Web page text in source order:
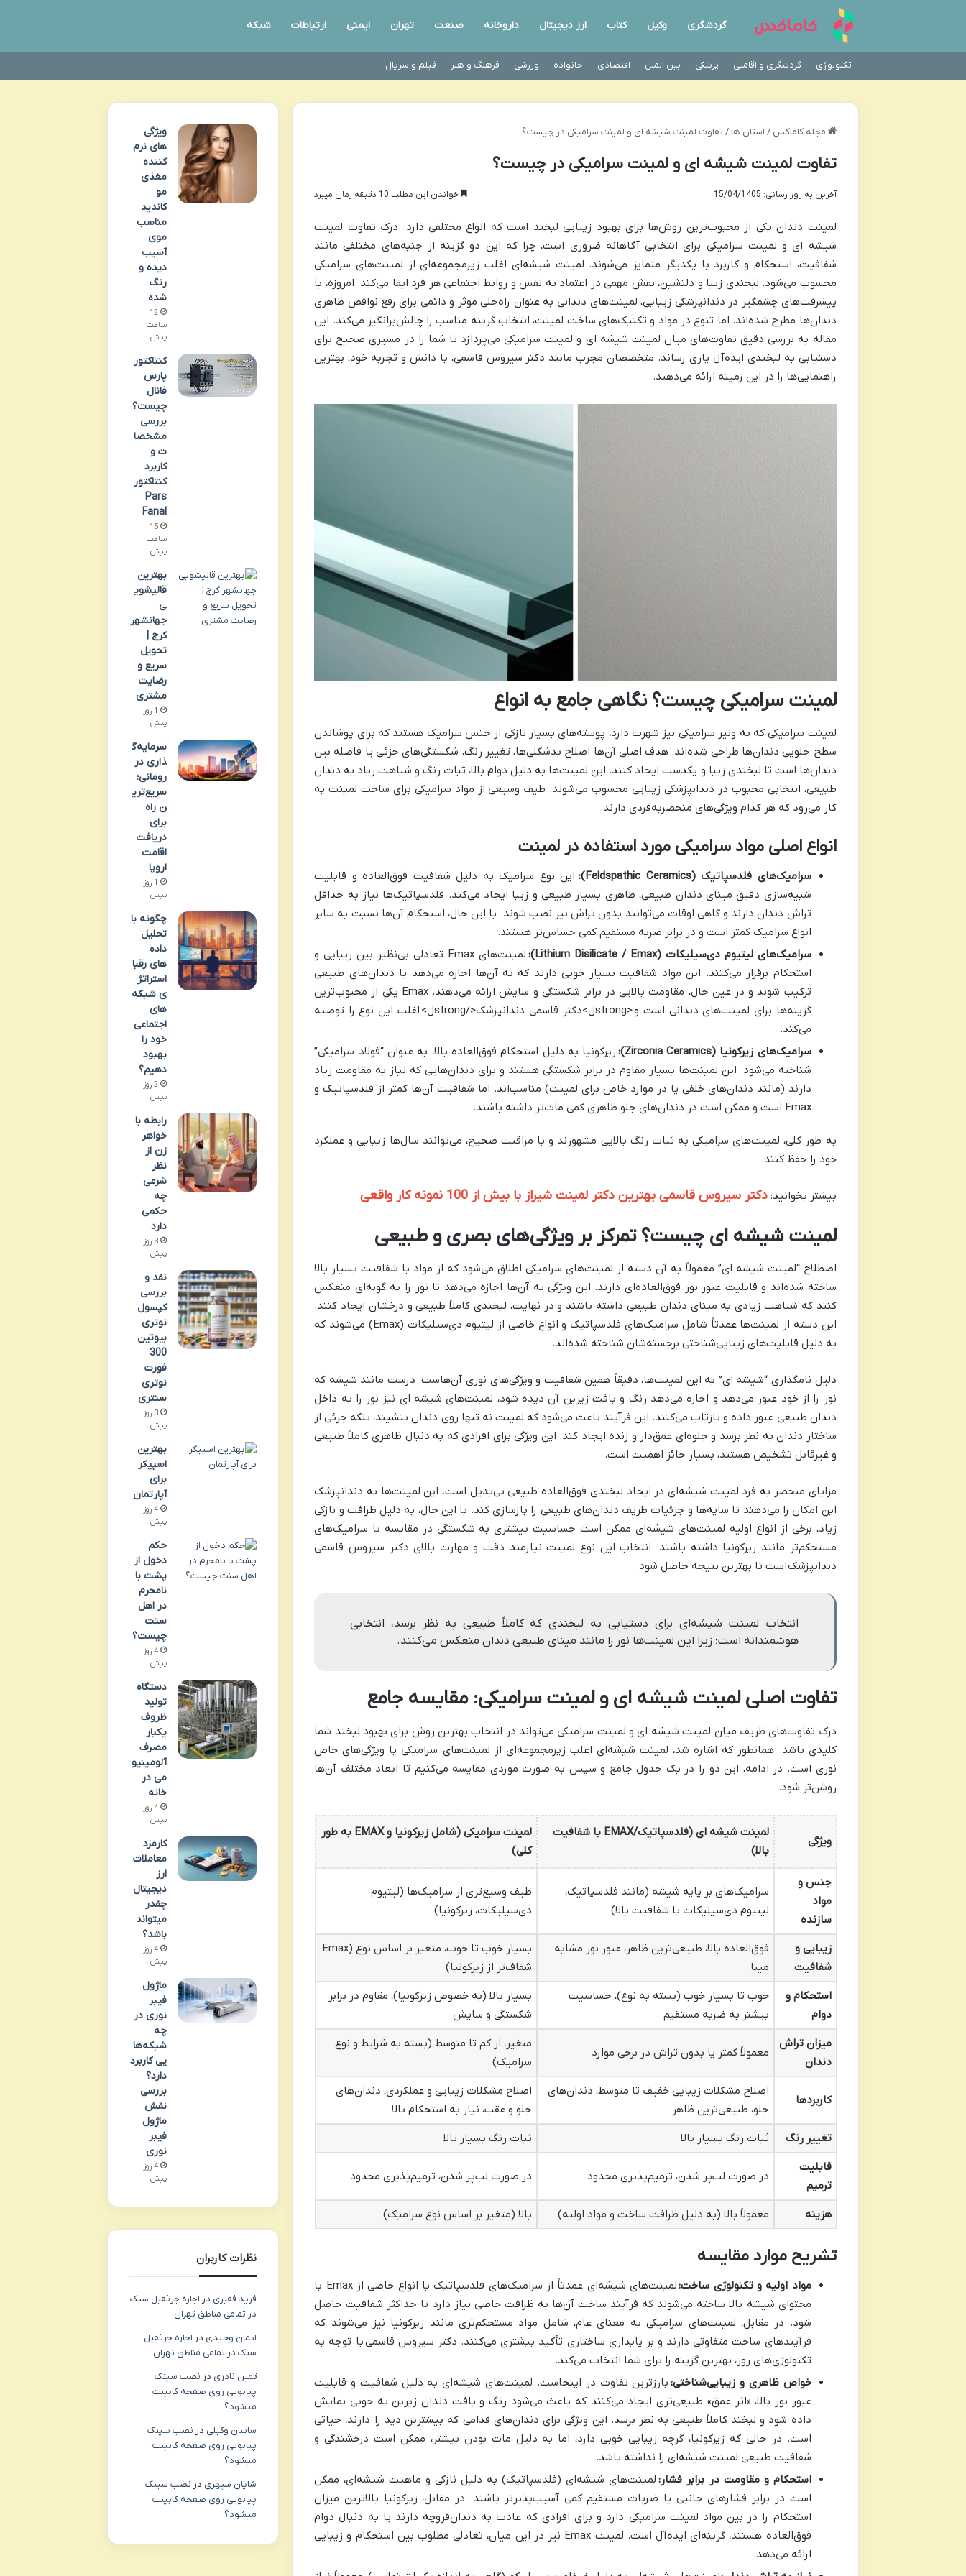
گردشگری وکیل کتاب ارز دیجیتال داروخانه صنعت تهران ایمنی ارتباطات شبکه
تکنولوژی گردشگری و اقامتی پزشکی بین الملل اقتصادی خانواده ورزشی فرهنگ و هنر فیلم و سریال
مجله کاماکس / استان ها / تفاوت لمینت شیشه ای و لمینت سرامیکی در چیست؟
تفاوت لمینت شیشه ای و لمینت سرامیکی در چیست؟
آخرین به روز رسانی: 15/04/1405 خواندن این مطلب 10 دقیقه زمان میبرد
لمینت دندان یکی از محبوب‌ترین روش‌ها برای بهبود زیبایی لبخند است که انواع مختلفی دارد. درک تفاوت لمینت
شیشه ای و لمینت سرامیکی برای انتخابی آگاهانه ضروری است، چرا که این دو گزینه از جنبه‌های مختلفی مانند
شفافیت، استحکام و کاربرد با یکدیگر متمایز می‌شوند. لمینت شیشه‌ای اغلب زیرمجموعه‌ای از لمینت‌های سرامیکی
محسوب می‌شود. لبخندی زیبا و دلنشین، نقش مهمی در اعتماد به نفس و روابط اجتماعی هر فرد ایفا می‌کند. امروزه، با
پیشرفت‌های چشمگیر در دندانپزشکی زیبایی، لمینت‌های دندانی به عنوان راه‌حلی موثر و دائمی برای رفع نواقص ظاهری
دندان‌ها مطرح شده‌اند. اما تنوع در مواد و تکنیک‌های ساخت لمینت، انتخاب گزینه مناسب را چالش‌برانگیز می‌کند. این
مقاله به بررسی دقیق تفاوت‌های میان لمینت شیشه ای و لمینت سرامیکی می‌پردازد تا شما را در مسیری صحیح برای
دستیابی به لبخندی ایده‌آل یاری رساند. متخصصان مجرب مانند دکتر سیروس قاسمی، با دانش و تجربه خود، بهترین
راهنمایی‌ها را در این زمینه ارائه می‌دهند.
لمینت سرامیکی چیست؟ نگاهی جامع به انواع
لمینت سرامیکی که به ونیر سرامیکی نیز شهرت دارد، پوسته‌های بسیار نازکی از جنس سرامیک هستند که برای پوشاندن
سطح جلویی دندان‌ها طراحی شده‌اند. هدف اصلی آن‌ها اصلاح بدشکلی‌ها، تغییر رنگ، شکستگی‌های جزئی یا فاصله بین
دندان‌ها است تا لبخندی زیبا و یکدست ایجاد کنند. این لمینت‌ها به دلیل دوام بالا، ثبات رنگ و شباهت زیاد به دندان
طبیعی، انتخابی محبوب در دندانپزشکی زیبایی محسوب می‌شوند. طیف وسیعی از مواد سرامیکی برای ساخت لمینت به
کار می‌رود که هر کدام ویژگی‌های منحصربه‌فردی دارند.
انواع اصلی مواد سرامیکی مورد استفاده در لمینت
سرامیک‌های فلدسپاتیک (Feldspathic Ceramics):
این نوع سرامیک به دلیل شفافیت فوق‌العاده و قابلیت
شبیه‌سازی دقیق مینای دندان طبیعی، ظاهری بسیار طبیعی و زیبا ایجاد می‌کند. فلدسپاتیک‌ها نیاز به حداقل
تراش دندان دارند و گاهی اوقات می‌توانند بدون تراش نیز نصب شوند. با این حال، استحکام آن‌ها نسبت به سایر
انواع سرامیک کمتر است و در برابر ضربه مستقیم کمی حساس‌تر هستند.
سرامیک‌های لیتیوم دی‌سیلیکات (Lithium Disilicate / Emax):
لمینت‌های Emax تعادلی بی‌نظیر بین زیبایی و
استحکام برقرار می‌کنند. این مواد شفافیت بسیار خوبی دارند که به آن‌ها اجازه می‌دهد با دندان‌های طبیعی
ترکیب شوند و در عین حال، مقاومت بالایی در برابر شکستگی و سایش ارائه می‌دهند. Emax یکی از محبوب‌ترین
گزینه‌ها برای لمینت‌های دندانی است و<strongل>دکتر قاسمی دندانپزشک</strongل>
اغلب این نوع را توصیه
می‌کند.
سرامیک‌های زیرکونیا (Zirconia Ceramics):
زیرکونیا به دلیل استحکام فوق‌العاده بالا، به عنوان “فولاد سرامیکی”
شناخته می‌شود. این لمینت‌ها بسیار مقاوم در برابر شکستگی هستند و برای دندان‌هایی که نیاز به مقاومت زیاد
دارند (مانند دندان‌های خلفی یا در موارد خاص برای لمینت) مناسب‌اند. اما شفافیت آن‌ها کمتر از فلدسپاتیک و
Emax است و ممکن است در دندان‌های جلو ظاهری کمی مات‌تر داشته باشند.
به طور کلی، لمینت‌های سرامیکی به ثبات رنگ بالایی مشهورند و با مراقبت صحیح، می‌توانند سال‌ها زیبایی و عملکرد
خود را حفظ کنند.
بیشتر بخوانید:دکتر سیروس قاسمی بهترین دکتر لمینت شیراز با بیش از 100 نمونه کار واقعی
لمینت شیشه ای چیست؟ تمرکز بر ویژگی‌های بصری و طبیعی
اصطلاح “لمینت شیشه ای” معمولاً به آن دسته از لمینت‌های سرامیکی اطلاق می‌شود که از مواد با شفافیت بسیار بالا
ساخته شده‌اند و قابلیت عبور نور فوق‌العاده‌ای دارند. این ویژگی به آن‌ها اجازه می‌دهد تا نور را به گونه‌ای منعکس
کنند که شباهت زیادی به مینای دندان طبیعی داشته باشند و در نهایت، لبخندی کاملاً طبیعی و درخشان ایجاد کنند.
این دسته از لمینت‌ها عمدتاً شامل سرامیک‌های فلدسپاتیک و انواع خاصی از لیتیوم دی‌سیلیکات (Emax) می‌شوند که
به دلیل قابلیت‌های زیبایی‌شناختی برجسته‌شان شناخته شده‌اند.
دلیل نامگذاری “شیشه ای” به این لمینت‌ها، دقیقاً همین شفافیت و ویژگی‌های نوری آن‌هاست. درست مانند شیشه که
نور را از خود عبور می‌دهد و اجازه می‌دهد رنگ و بافت زیرین آن دیده شود، لمینت‌های شیشه ای نیز نور را به داخل
دندان طبیعی عبور داده و بازتاب می‌کنند. این فرآیند باعث می‌شود که لمینت نه تنها روی دندان بنشیند، بلکه جزئی از
ساختار دندان به نظر برسد و جلوه‌ای عمق‌دار و زنده ایجاد کند. این ویژگی برای افرادی که به دنبال ظاهری کاملاً طبیعی
و غیرقابل تشخیص هستند، بسیار حائز اهمیت است.
مزایای منحصر به فرد لمینت شیشه‌ای در ایجاد لبخندی فوق‌العاده طبیعی بی‌بدیل است. این لمینت‌ها به دندانپزشک
این امکان را می‌دهند تا سایه‌ها و جزئیات ظریف دندان‌های طبیعی را بازسازی کند. با این حال، به دلیل ظرافت و نازکی
زیاد، برخی از انواع اولیه لمینت‌های شیشه‌ای ممکن است حساسیت بیشتری به شکستگی در مقایسه با سرامیک‌های
مستحکم‌تر مانند زیرکونیا داشته باشند. انتخاب این نوع لمینت نیازمند دقت و مهارت بالای دکتر سیروس قاسمی
دندانپزشکاست تا بهترین نتیجه حاصل شود.
انتخاب لمینت شیشه‌ای برای دستیابی به لبخندی که کاملاً طبیعی به نظر برسد، انتخابی
هوشمندانه است؛ زیرا این لمینت‌ها نور را مانند مینای طبیعی دندان منعکس می‌کنند.
تفاوت اصلی لمینت شیشه ای و لمینت سرامیکی: مقایسه جامع
درک تفاوت‌های ظریف میان لمینت شیشه ای و لمینت سرامیکی می‌تواند در انتخاب بهترین روش برای بهبود لبخند شما
کلیدی باشد. همانطور که اشاره شد، لمینت شیشه‌ای اغلب زیرمجموعه‌ای از لمینت‌های سرامیکی با ویژگی‌های خاص
نوری است. در ادامه، این دو را در یک جدول جامع و سپس به صورت موردی مقایسه می‌کنیم تا ابعاد مختلف آن‌ها
روشن‌تر شود.
ویژگی
لمینت شیشه ای (فلدسپاتیک/EMAX با شفافیت
بالا)
لمینت سرامیکی (شامل زیرکونیا و EMAX به طور
کلی)
جنس و
مواد
سازنده
سرامیک‌های بر پایه شیشه (مانند فلدسپاتیک،
لیتیوم دی‌سیلیکات با شفافیت بالا)
طیف وسیع‌تری از سرامیک‌ها (لیتیوم
دی‌سیلیکات، زیرکونیا)
زیبایی و
شفافیت
فوق‌العاده بالا، طبیعی‌ترین ظاهر، عبور نور مشابه
مینا
بسیار خوب تا خوب، متغیر بر اساس نوع (Emax
شفاف‌تر از زیرکونیا)
استحکام و
دوام
خوب تا بسیار خوب (بسته به نوع)، حساسیت
بیشتر به ضربه مستقیم
بسیار بالا (به خصوص زیرکونیا)، مقاوم در برابر
شکستگی و سایش
میزان تراش
دندان
معمولاً کمتر یا بدون تراش در برخی موارد
متغیر، از کم تا متوسط (بسته به شرایط و نوع
سرامیک)
کاربردها
اصلاح مشکلات زیبایی خفیف تا متوسط، دندان‌های
جلو، طبیعی‌ترین ظاهر
اصلاح مشکلات زیبایی و عملکردی، دندان‌های
جلو و عقب، نیاز به استحکام بالا
تغییر رنگ
ثبات رنگ بسیار بالا
ثبات رنگ بسیار بالا
قابلیت
ترمیم
در صورت لب‌پر شدن، ترمیم‌پذیری محدود در صورت لب‌پر شدن، ترمیم‌پذیری محدود
هزینه معمولاً بالا (به دلیل ظرافت ساخت و مواد اولیه) بالا (متغیر بر اساس نوع سرامیک)
تشریح موارد مقایسه
مواد اولیه و تکنولوژی ساخت:
لمینت‌های شیشه‌ای عمدتاً از سرامیک‌های فلدسپاتیک یا انواع خاصی از Emax با
محتوای شیشه بالا ساخته می‌شوند که فرآیند ساخت آن‌ها به ظرافت خاصی نیاز دارد تا حداکثر شفافیت حاصل
شود. در مقابل، لمینت‌های سرامیکی به معنای عام، شامل مواد مستحکم‌تری مانند زیرکونیا نیز می‌شوند که
فرآیندهای ساخت متفاوتی دارند و بر پایداری ساختاری تأکید بیشتری می‌کنند. دکتر سیروس قاسمیبا توجه به
تکنولوژی‌های روز، بهترین گزینه را برای شما انتخاب می‌کند.
خواص ظاهری و زیبایی‌شناختی: بارزترین تفاوت در اینجاست. لمینت‌های شیشه‌ای به دلیل شفافیت و قابلیت
عبور نور بالا، «اثر عمق» طبیعی‌تری ایجاد می‌کنند که باعث می‌شود رنگ و بافت دندان زیرین به خوبی نمایش
داده شود و لبخند کاملاً طبیعی به نظر برسد. این ویژگی برای دندان‌های قدامی که بیشترین دید را دارند، حیاتی
است. در حالی که زیرکونیا، گرچه زیبایی خوبی دارد، اما به دلیل مات بودن بیشتر، ممکن است درخشندگی و
شفافیت طبیعی لمینت شیشه‌ای را نداشته باشد.
استحکام و مقاومت در برابر فشار: لمینت‌های شیشه‌ای (فلدسپاتیک) به دلیل نازکی و ماهیت شیشه‌ای، ممکن
است در برابر فشارهای جانبی یا ضربات مستقیم کمی آسیب‌پذیرتر باشند. در مقابل، زیرکونیا بالاترین میزان
استحکام را در بین مواد لمینت سرامیکی دارد و برای افرادی که عادت به دندان‌قروچه دارند یا به دنبال دوام
فوق‌العاده هستند، گزینه‌ای ایده‌آل است. لمینت Emax نیز در این میان، تعادلی مطلوب بین استحکام و زیبایی
ارائه می‌دهد.
ویژگی
های نرم
کننده
مغذی
مو
کاندید
مناسب
موی
آسیب
دیده و
رنگ
شده
12
ساعت
پیش
کنتاکتور
پارس
فانال
چیست؟
بررسی
مشخصا
ت و
کاربرد
کنتاکتور
Pars
Fanal
15
ساعت
پیش
بهترین
قالیشوی
ی
جهانشهر
کرج |
تحویل
سریع و
رضایت
مشتری
1 روز
پیش
سرمایه‌گ
ذاری در
رومانی؛
سریع‌تری
ن راه
برای
دریافت
اقامت
اروپا
1 روز
پیش
چگونه با
تحلیل
داده
های رقبا
استراتژ
ی شبکه
های
اجتماعی
خود را
بهبود
دهیم؟
2 روز
پیش
رابطه با
خواهر
زن از
نظر
شرعی
چه
حکمی
دارد
3 روز
پیش
نقد و
بررسی
کپسول
نوتری
بیوتین
300
فورت
نوتری
سنتری
3 روز
پیش
بهترین
اسپیکر
برای
آپارتمان
4 روز
پیش
حکم
دخول از
پشت با
نامحرم
در اهل
سنت
چیست؟
4 روز
پیش
دستگاه
تولید
ظروف
یکبار
مصرف
آلومینیو
می در
خانه
4 روز
پیش
کارمزد
معاملات
ارز
دیجیتال
چقدر
میتواند
باشد؟
4 روز
پیش
ماژول
فیبر
نوری در
چه
شبکه‌ها
یی کاربرد
دارد؟
بررسی
نقش
ماژول
فیبر
نوری
4 روز
پیش
نظرات کاربران
فرید فقیری در اجاره جرثقیل سبک
در تمامی مناطق تهران
ایمان وحیدی در اجاره جرثقیل
سبک در تمامی مناطق تهران
ثمین نادری در نصب سینک
پیانویی روی صفحه کابینت
میشود؟
ساسان وکیلی در نصب سینک
پیانویی روی صفحه کابینت
میشود؟
شایان سپهری در نصب سینک
پیانویی روی صفحه کابینت
میشود؟